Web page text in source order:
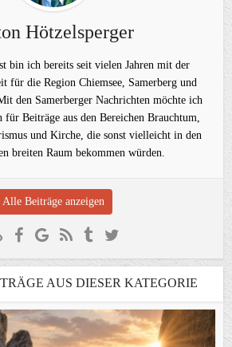
Hötzelsperger
bin ich bereits seit vielen Jahren mit der
für die Region Chiemsee, Samerberg und
den Samerberger Nachrichten möchte ich
Beiträge aus den Bereichen Brauchtum,
und Kirche, die sonst vielleicht in den
breiten Raum bekommen würden.
Alle Beiträge anzeigen
AUS DIESER KATEGORIE